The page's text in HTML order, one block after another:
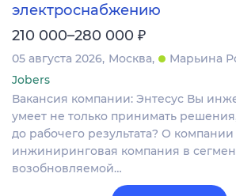
электроснабжению
210 000–280 000 ₽
05 августа 2026 Москва
Марьина
Jobers
Вакансия компании: Энтесус Вы
умеет не только принимать
до рабочего результата? О
инжиниринговая компания в
возобновляемой…